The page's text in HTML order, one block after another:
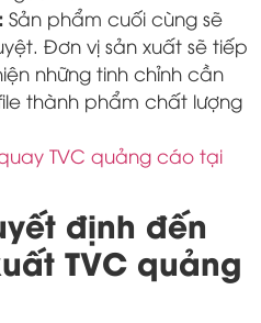
Sản phẩm cuối cùng sẽ
Đơn vị sản xuất sẽ tiếp
những tinh chỉnh cần
thành phẩm chất lượng
TVC quảng cáo tại
định đến
TVC quảng